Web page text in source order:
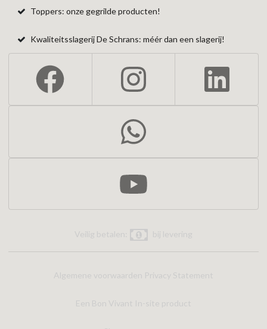
Toppers: onze gegrilde producten!
Kwaliteitsslagerij De Schrans: méér dan een slagerij!